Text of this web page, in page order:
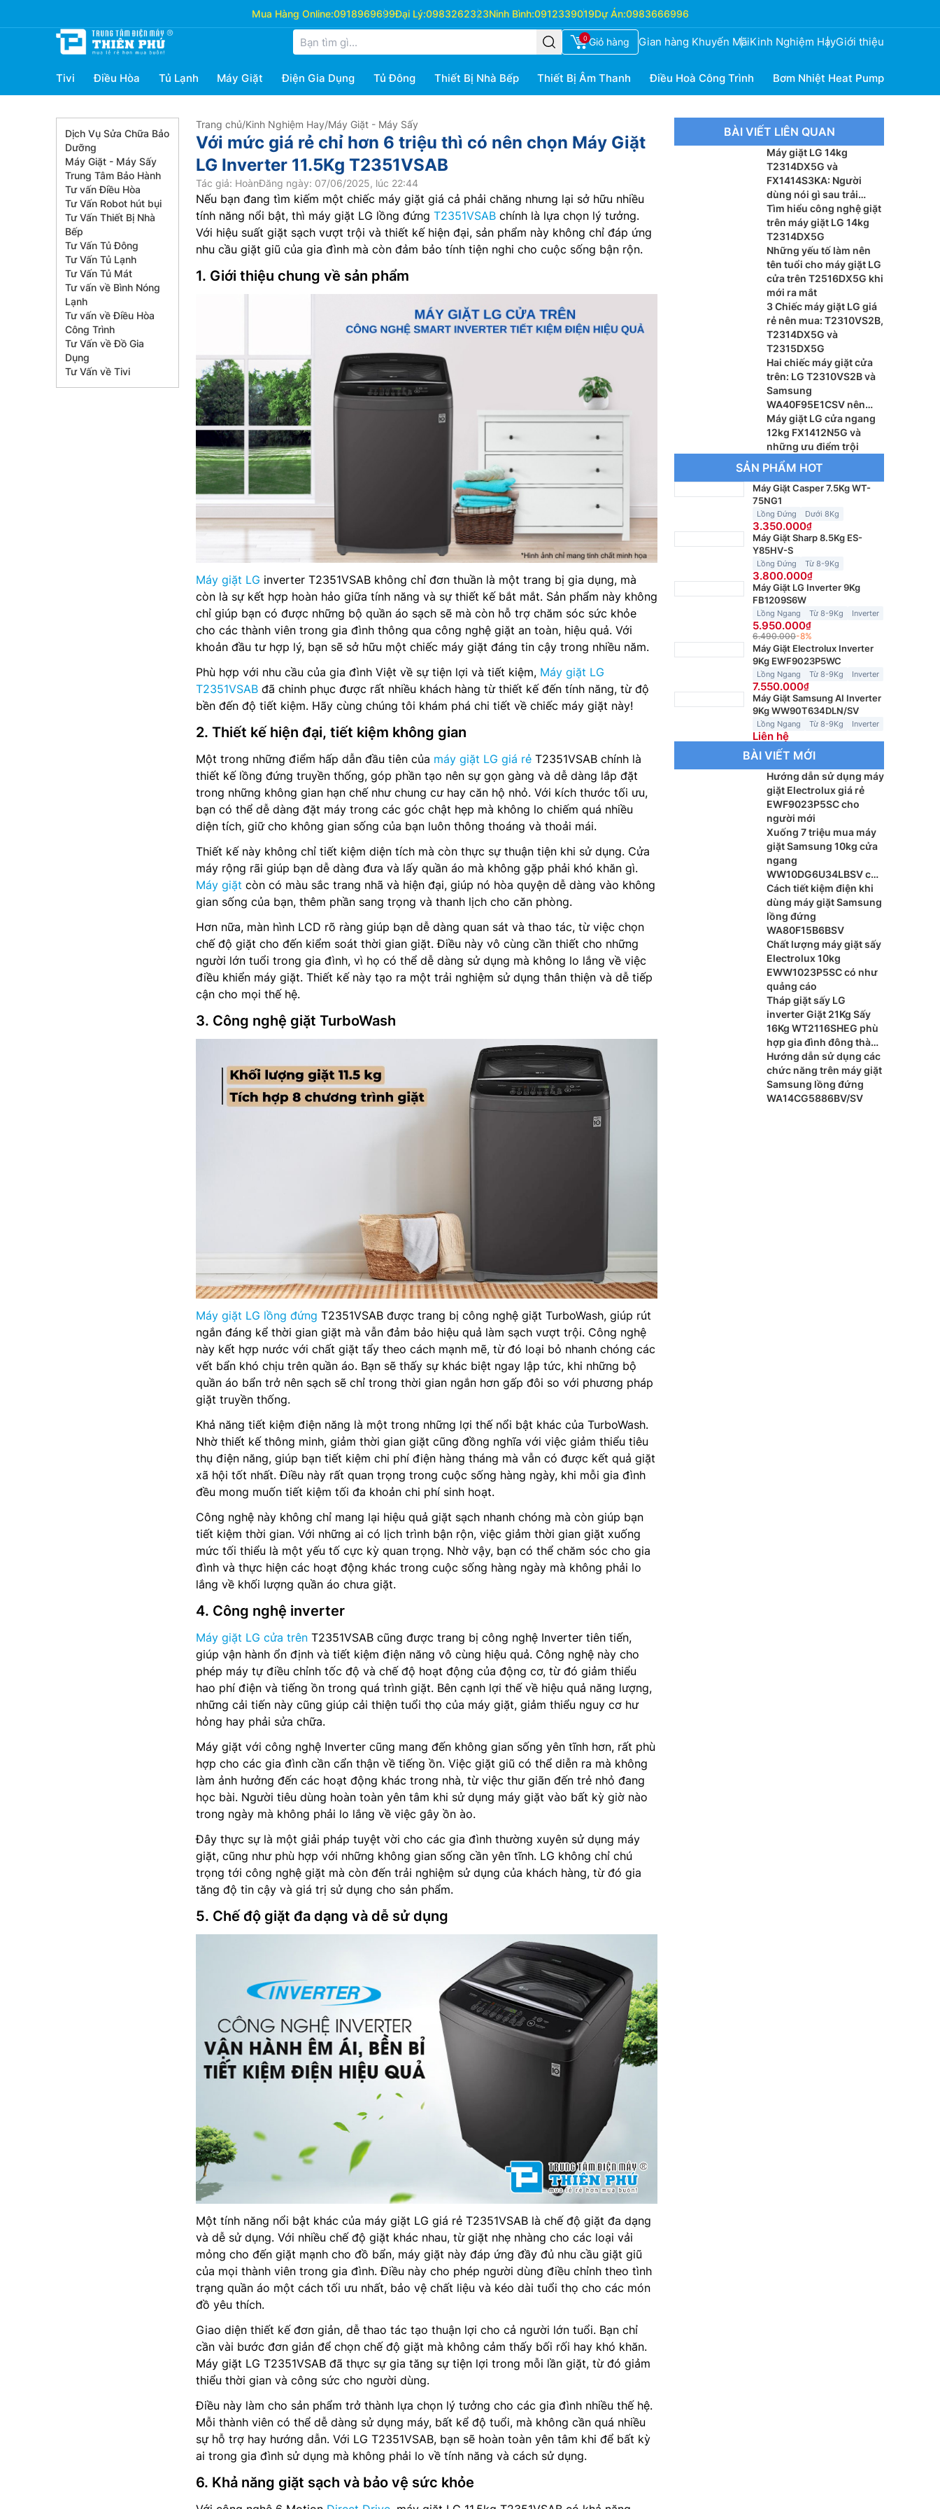
Mua Hàng Online:0918969699Đại Lý:0983262323Ninh Bình:0912339019Dự Án:0983666996
0 Giỏ hàng Gian hàng Khuyến MãiKinh Nghiệm HayGiới thiệu
Tivi Điều Hòa Tủ Lạnh Máy Giặt Điện Gia Dụng Tủ Đông Thiết Bị Nhà Bếp Thiết Bị Âm Thanh Điều Hoà Công Trình Bơm Nhiệt Heat Pump
Dịch Vụ Sửa Chữa Bảo
Dưỡng
Máy Giặt - Máy Sấy
Trung Tâm Bảo Hành
Tư vấn Điều Hòa
Tư Vấn Robot hút bụi
Tư Vấn Thiết Bị Nhà
Bếp
Tư Vấn Tủ Đông
Tư Vấn Tủ Lạnh
Tư Vấn Tủ Mát
Tư vấn về Bình Nóng
Lạnh
Tư vấn về Điều Hòa
Công Trình
Tư Vấn về Đồ Gia
Dụng
Tư Vấn về Tivi
Trang chủ/Kinh Nghiệm Hay/Máy Giặt - Máy Sấy
Với mức giá rẻ chỉ hơn 6 triệu thì có nên chọn Máy Giặt
LG Inverter 11.5Kg T2351VSAB
Tác giả: HoànĐăng ngày: 07/06/2025, lúc 22:44
Nếu bạn đang tìm kiếm một chiếc máy giặt giá cả phải chăng nhưng lại sở hữu nhiều
tính năng nổi bật, thì máy giặt LG lồng đứng T2351VSAB chính là lựa chọn lý tưởng.
Với hiệu suất giặt sạch vượt trội và thiết kế hiện đại, sản phẩm này không chỉ đáp ứng
nhu cầu giặt giũ của gia đình mà còn đảm bảo tính tiện nghi cho cuộc sống bận rộn.
1. Giới thiệu chung về sản phẩm
Máy giặt LG inverter T2351VSAB không chỉ đơn thuần là một trang bị gia dụng, mà
còn là sự kết hợp hoàn hảo giữa tính năng và sự thiết kế bắt mắt. Sản phẩm này không
chỉ giúp bạn có được những bộ quần áo sạch sẽ mà còn hỗ trợ chăm sóc sức khỏe
cho các thành viên trong gia đình thông qua công nghệ giặt an toàn, hiệu quả. Với
khoản đầu tư hợp lý, bạn sẽ sở hữu một chiếc máy giặt đáng tin cậy trong nhiều năm.
Phù hợp với nhu cầu của gia đình Việt về sự tiện lợi và tiết kiệm, Máy giặt LG
T2351VSAB đã chinh phục được rất nhiều khách hàng từ thiết kế đến tính năng, từ độ
bền đến độ tiết kiệm. Hãy cùng chúng tôi khám phá chi tiết về chiếc máy giặt này!
2. Thiết kế hiện đại, tiết kiệm không gian
Một trong những điểm hấp dẫn đầu tiên của máy giặt LG giá rẻ T2351VSAB chính là
thiết kế lồng đứng truyền thống, góp phần tạo nên sự gọn gàng và dễ dàng lắp đặt
trong những không gian hạn chế như chung cư hay căn hộ nhỏ. Với kích thước tối ưu,
bạn có thể dễ dàng đặt máy trong các góc chật hẹp mà không lo chiếm quá nhiều
diện tích, giữ cho không gian sống của bạn luôn thông thoáng và thoải mái.
Thiết kế này không chỉ tiết kiệm diện tích mà còn thực sự thuận tiện khi sử dụng. Cửa
máy rộng rãi giúp bạn dễ dàng đưa và lấy quần áo mà không gặp phải khó khăn gì.
Máy giặt còn có màu sắc trang nhã và hiện đại, giúp nó hòa quyện dễ dàng vào không
gian sống của bạn, thêm phần sang trọng và thanh lịch cho căn phòng.
Hơn nữa, màn hình LCD rõ ràng giúp bạn dễ dàng quan sát và thao tác, từ việc chọn
chế độ giặt cho đến kiểm soát thời gian giặt. Điều này vô cùng cần thiết cho những
người lớn tuổi trong gia đình, vì họ có thể dễ dàng sử dụng mà không lo lắng về việc
điều khiển máy giặt. Thiết kế này tạo ra một trải nghiệm sử dụng thân thiện và dễ tiếp
cận cho mọi thế hệ.
3. Công nghệ giặt TurboWash
Máy giặt LG lồng đứng T2351VSAB được trang bị công nghệ giặt TurboWash, giúp rút
ngắn đáng kể thời gian giặt mà vẫn đảm bảo hiệu quả làm sạch vượt trội. Công nghệ
này kết hợp nước với chất giặt tẩy theo cách mạnh mẽ, từ đó loại bỏ nhanh chóng các
vết bẩn khó chịu trên quần áo. Bạn sẽ thấy sự khác biệt ngay lập tức, khi những bộ
quần áo bẩn trở nên sạch sẽ chỉ trong thời gian ngắn hơn gấp đôi so với phương pháp
giặt truyền thống.
Khả năng tiết kiệm điện năng là một trong những lợi thế nổi bật khác của TurboWash.
Nhờ thiết kế thông minh, giảm thời gian giặt cũng đồng nghĩa với việc giảm thiểu tiêu
thụ điện năng, giúp bạn tiết kiệm chi phí điện hàng tháng mà vẫn có được kết quả giặt
xã hội tốt nhất. Điều này rất quan trọng trong cuộc sống hàng ngày, khi mỗi gia đình
đều mong muốn tiết kiệm tối đa khoản chi phí sinh hoạt.
Công nghệ này không chỉ mang lại hiệu quả giặt sạch nhanh chóng mà còn giúp bạn
tiết kiệm thời gian. Với những ai có lịch trình bận rộn, việc giảm thời gian giặt xuống
mức tối thiểu là một yếu tố cực kỳ quan trọng. Nhờ vậy, bạn có thể chăm sóc cho gia
đình và thực hiện các hoạt động khác trong cuộc sống hàng ngày mà không phải lo
lắng về khối lượng quần áo chưa giặt.
4. Công nghệ inverter
Máy giặt LG cửa trên T2351VSAB cũng được trang bị công nghệ Inverter tiên tiến,
giúp vận hành ổn định và tiết kiệm điện năng vô cùng hiệu quả. Công nghệ này cho
phép máy tự điều chỉnh tốc độ và chế độ hoạt động của động cơ, từ đó giảm thiểu
hao phí điện và tiếng ồn trong quá trình giặt. Bên cạnh lợi thế về hiệu quả năng lượng,
những cải tiến này cũng giúp cải thiện tuổi thọ của máy giặt, giảm thiểu nguy cơ hư
hỏng hay phải sửa chữa.
Máy giặt với công nghệ Inverter cũng mang đến không gian sống yên tĩnh hơn, rất phù
hợp cho các gia đình cần cẩn thận về tiếng ồn. Việc giặt giũ có thể diễn ra mà không
làm ảnh hưởng đến các hoạt động khác trong nhà, từ việc thư giãn đến trẻ nhỏ đang
học bài. Người tiêu dùng hoàn toàn yên tâm khi sử dụng máy giặt vào bất kỳ giờ nào
trong ngày mà không phải lo lắng về việc gây ồn ào.
Đây thực sự là một giải pháp tuyệt vời cho các gia đình thường xuyên sử dụng máy
giặt, cũng như phù hợp với những không gian sống cần yên tĩnh. LG không chỉ chú
trọng tới công nghệ giặt mà còn đến trải nghiệm sử dụng của khách hàng, từ đó gia
tăng độ tin cậy và giá trị sử dụng cho sản phẩm.
5. Chế độ giặt đa dạng và dễ sử dụng
Một tính năng nổi bật khác của máy giặt LG giá rẻ T2351VSAB là chế độ giặt đa dạng
và dễ sử dụng. Với nhiều chế độ giặt khác nhau, từ giặt nhẹ nhàng cho các loại vải
mỏng cho đến giặt mạnh cho đồ bẩn, máy giặt này đáp ứng đầy đủ nhu cầu giặt giũ
của mọi thành viên trong gia đình. Điều này cho phép người dùng điều chỉnh theo tình
trạng quần áo một cách tối ưu nhất, bảo vệ chất liệu và kéo dài tuổi thọ cho các món
đồ yêu thích.
Giao diện thiết kế đơn giản, dễ thao tác tạo thuận lợi cho cả người lớn tuổi. Bạn chỉ
cần vài bước đơn giản để chọn chế độ giặt mà không cảm thấy bối rối hay khó khăn.
Máy giặt LG T2351VSAB đã thực sự gia tăng sự tiện lợi trong mỗi lần giặt, từ đó giảm
thiểu thời gian và công sức cho người dùng.
Điều này làm cho sản phẩm trở thành lựa chọn lý tưởng cho các gia đình nhiều thế hệ.
Mỗi thành viên có thể dễ dàng sử dụng máy, bất kể độ tuổi, mà không cần quá nhiều
sự hỗ trợ hay hướng dẫn. Với LG T2351VSAB, bạn sẽ hoàn toàn yên tâm khi để bất kỳ
ai trong gia đình sử dụng mà không phải lo về tính năng và cách sử dụng.
6. Khả năng giặt sạch và bảo vệ sức khỏe
BÀI VIẾT LIÊN QUAN
Máy giặt LG 14kg
T2314DX5G và
FX1414S3KA: Người
dùng nói gì sau trải
nghiệm? Nên dùng
model nào?
Tìm hiểu công nghệ giặt
trên máy giặt LG 14kg
T2314DX5G
Những yếu tố làm nên
tên tuổi cho máy giặt LG
cửa trên T2516DX5G khi
mới ra mắt
3 Chiếc máy giặt LG giá
rẻ nên mua: T2310VS2B,
T2314DX5G và
T2315DX5G
Hai chiếc máy giặt cửa
trên: LG T2310VS2B và
Samsung
WA40F95E1CSV nên
dùng loại nào
Máy giặt LG cửa ngang
12kg FX1412N5G và
những ưu điểm trội
SẢN PHẨM HOT
Máy Giặt Casper 7.5Kg WT-
75NG1
Lồng Đứng Dưới 8Kg
3.350.000
Máy Giặt Sharp 8.5Kg ES-
Y85HV-S
Lồng Đứng Từ 8-9Kg
3.800.000
Máy Giặt LG Inverter 9Kg
FB1209S6W
Lồng Ngang Từ 8-9Kg Inverter
5.950.000
6.490.000-8%
Máy Giặt Electrolux Inverter
9Kg EWF9023P5WC
Lồng Ngang Từ 8-9Kg Inverter
7.550.000
Máy Giặt Samsung AI Inverter
9Kg WW90T634DLN/SV
Lồng Ngang Từ 8-9Kg Inverter
Liên hệ
BÀI VIẾT MỚI
Hướng dẫn sử dụng máy
giặt Electrolux giá rẻ
EWF9023P5SC cho
người mới
Xuống 7 triệu mua máy
giặt Samsung 10kg cửa
ngang
WW10DG6U34LBSV có
đáng?
Cách tiết kiệm điện khi
dùng máy giặt Samsung
lồng đứng
WA80F15B6BSV
Chất lượng máy giặt sấy
Electrolux 10kg
EWW1023P5SC có như
quảng cáo
Tháp giặt sấy LG
inverter Giặt 21Kg Sấy
16Kg WT2116SHEG phù
hợp gia đình đông thành
viên
Hướng dẫn sử dụng các
chức năng trên máy giặt
Samsung lồng đứng
WA14CG5886BV/SV